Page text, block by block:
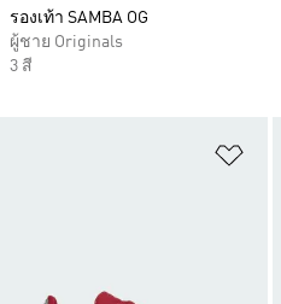
รองเท้า SAMBA OG
ผู้ชาย Originals
3 สี